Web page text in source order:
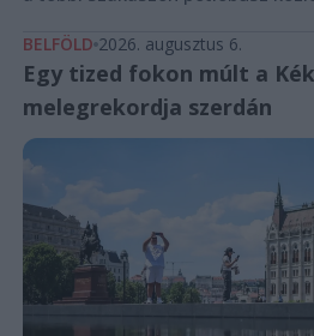
BELFÖLD 2026. augusztus 6.
Egy tized fokon múlt a
melegrekordja szerdán